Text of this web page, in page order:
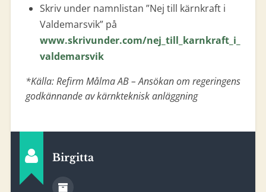
Skriv under namnlistan ”Nej till kärnkraft i
Valdemarsvik” på
www.skrivunder.com/nej_till_karnkraft_i_
valdemarsvik
*Källa: Refirm Målma AB – Ansökan om regeringens
godkännande av kärnkteknisk anläggning
Birgitta